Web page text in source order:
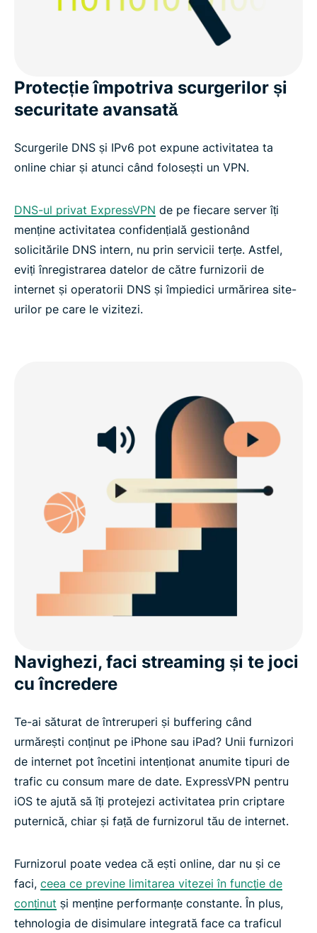
Protecție împotriva scurgerilor și
securitate avansată
Scurgerile DNS și IPv6 pot expune activitatea ta
online chiar și atunci când folosești un VPN.
DNS-ul privat ExpressVPN de pe fiecare server îți
menține activitatea confidențială gestionând
solicitările DNS intern, nu prin servicii terțe. Astfel,
eviți înregistrarea datelor de către furnizorii de
internet și operatorii DNS și împiedici urmărirea site-
urilor pe care le vizitezi.
Navighezi, faci streaming și te joci
cu încredere
Te-ai săturat de întreruperi și buffering când
urmărești conținut pe iPhone sau iPad? Unii furnizori
de internet pot încetini intenționat anumite tipuri de
trafic cu consum mare de date. ExpressVPN pentru
iOS te ajută să îți protejezi activitatea prin criptare
puternică, chiar și față de furnizorul tău de internet.
Furnizorul poate vedea că ești online, dar nu și ce
faci, ceea ce previne limitarea vitezei în funcție de
conținut și menține performanțe constante. În plus,
tehnologia de disimulare integrată face ca traficul